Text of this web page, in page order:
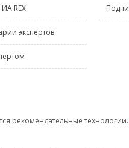
REX
экспертов
рекомендательные технологии.